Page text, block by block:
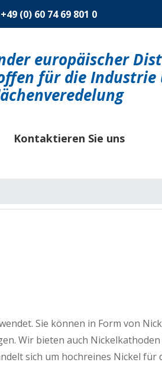
(0) 60 74 69 801 0
europäischer
für die Industrie
Kontaktieren Sie uns
Sie können in Form von
Wir bieten auch
sich um hochreines Nickel für